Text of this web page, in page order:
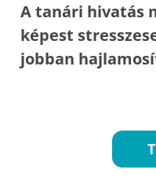
A tanári hivatás
képest
jobban